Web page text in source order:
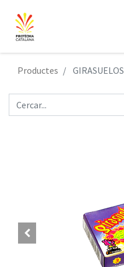
Productes GIRASUELOS